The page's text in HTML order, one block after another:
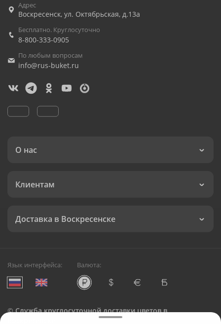
Адрес
Воскресенск, ул. Октябрьская, д.13а
Бесплатно. Круглосуточно
8-800-333-0905
По любым вопросам
info@rus-buket.ru
О нас
Клиентам
Доставка в Воскресенске
Язык интерфейса: Валюта:
©Служба круглосуточной доставки цветов в